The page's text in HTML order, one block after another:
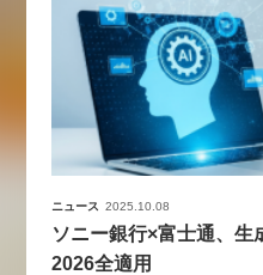
ニュース 2025.10.08
ソニー銀行×富士通、
2026全適用